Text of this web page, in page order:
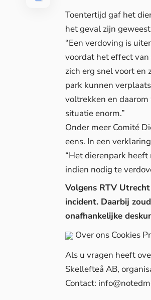
Toentertijd gaf het
het geval zijn
“Een verdoving is
voordat het effect
zich erg snel voort en
park kunnen
voltrekken en
situatie enorm.”
Onder meer Comité
eens. In een verklaring
“Het dierenpark
indien nodig te
Volgens RTV Utrecht
incident. Daarbij
onafhankelijke
Over ons Cookies
Als u vragen heeft
Skellefteå AB,
Contact: